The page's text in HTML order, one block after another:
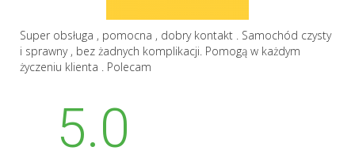
Super obsługa , pomocna , dobry kontakt . Samochód czysty
i sprawny , bez żadnych komplikacji. Pomogą w każdym
życzeniu klienta . Polecam
5.0